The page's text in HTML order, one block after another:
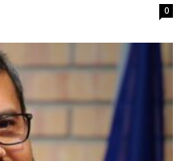
0